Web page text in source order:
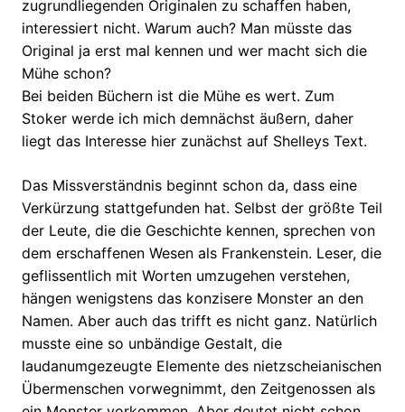
zugrundliegenden Originalen zu schaffen haben,
interessiert nicht. Warum auch? Man müsste das
Original ja erst mal kennen und wer macht sich die
Mühe schon?
Bei beiden Büchern ist die Mühe es wert. Zum
Stoker werde ich mich demnächst äußern, daher
liegt das Interesse hier zunächst auf Shelleys Text.
Das Missverständnis beginnt schon da, dass eine
Verkürzung stattgefunden hat. Selbst der größte Teil
der Leute, die die Geschichte kennen, sprechen von
dem erschaffenen Wesen als Frankenstein. Leser, die
geflissentlich mit Worten umzugehen verstehen,
hängen wenigstens das konzisere Monster an den
Namen. Aber auch das trifft es nicht ganz. Natürlich
musste eine so unbändige Gestalt, die
laudanumgezeugte Elemente des nietzscheianischen
Übermenschen vorwegnimmt, den Zeitgenossen als